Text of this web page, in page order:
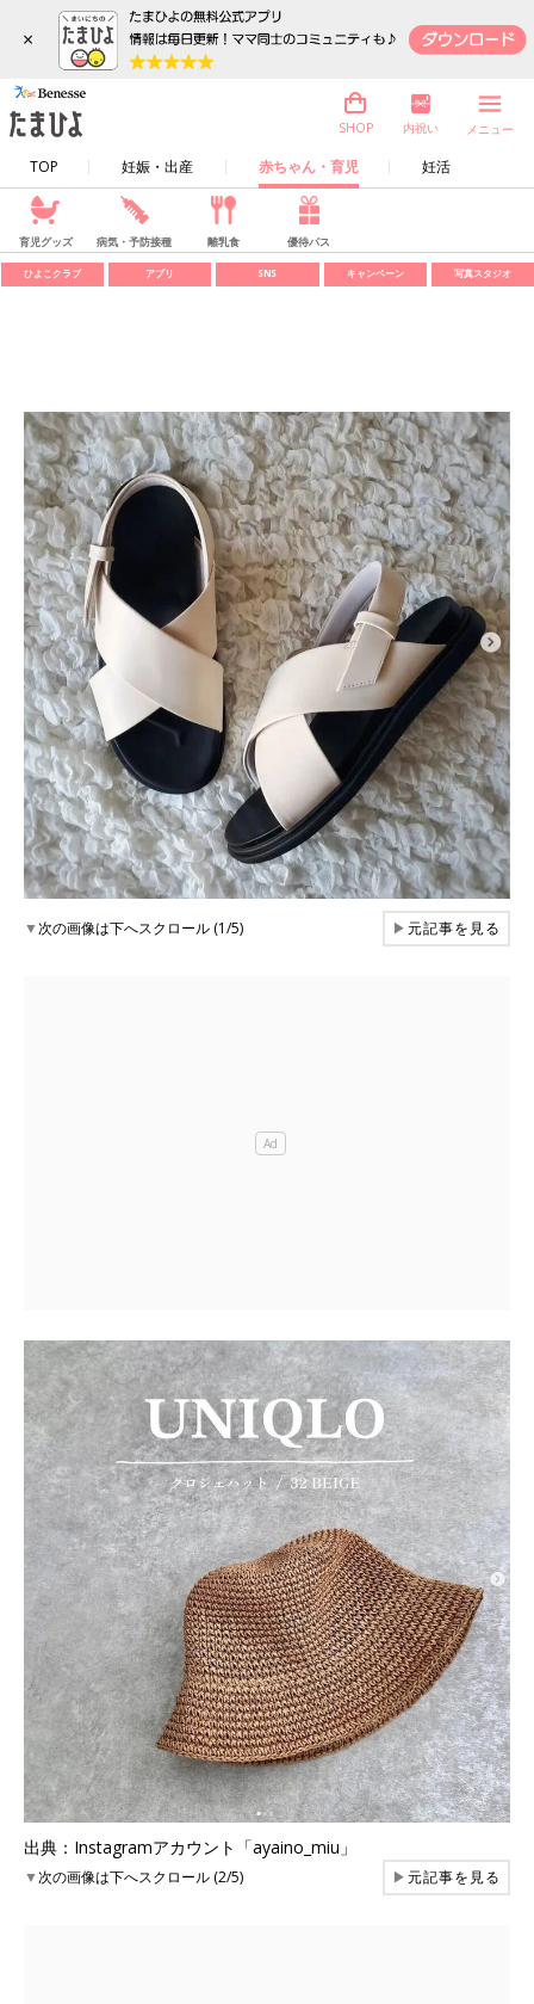
×
TOP 妊娠・出産 赤ちゃん・育児 妊活
SHOP 内祝い メニュー
育児グッズ 病気・予防接種 離乳食 優待パス
ひよこクラブ アプリ SNS キャンペーン 写真スタジオ
▼次の画像は下へスクロール (1/5) ▶元記事を見る
出典：Instagramアカウント「ayaino_miu」
▼次の画像は下へスクロール (2/5) ▶元記事を見る